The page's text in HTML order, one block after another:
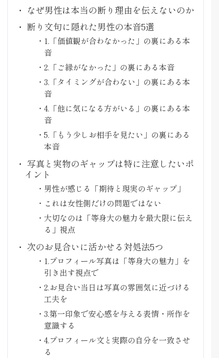
なぜ男性は本当の断り理由を伝えないのか
断り文句に隠れた男性の本音5選
1.「価値観が合わなかった」の裏にある本
音
2.「ご縁がなかった」の裏にある本音
3.「タイミングが合わない」の裏にある本
音
4.「他に気になる方がいる」の裏にある本
音
5.「もう少しお相手を見たい」の裏にある
本音
写真と実物のギャップは特に注意したいポ
イント
男性が感じる「期待と現実のギャップ」
これは女性側だけの問題ではない
大切なのは「等身大の魅力を最大限に伝え
る」視点
次のお見合いに活かせる対処法5つ
1.プロフィール写真は「等身大の魅力」を
引き出す視点で
2.お見合い当日は写真の雰囲気に近づける
工夫を
3.第一印象で安心感を与える表情・所作を
意識する
4.プロフィール文と実際の自分を一致させ
る